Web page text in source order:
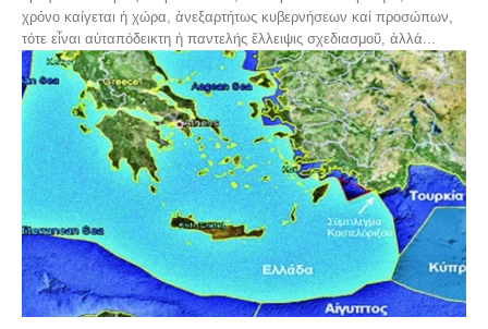
χρόνο καίγεται ἡ χώρα, ἀνεξαρτήτως κυβερνήσεων καί προσώπων,
τότε εἶναι αὐταπόδεικτη ἡ παντελής ἔλλειψις σχεδιασμοῦ, ἀλλά...